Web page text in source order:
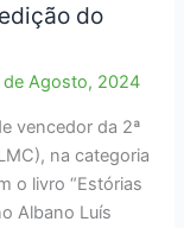
do
de Agosto, 2024
vencedor da 2ª
na categoria
o livro “Estórias
Albano Luís